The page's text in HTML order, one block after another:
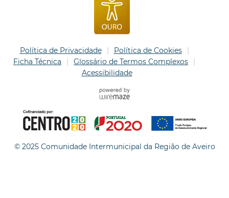
Política de Privacidade
Política de Cookies
Ficha Técnica
Glossário de Termos Complexos
Acessibilidade
© 2025 Comunidade Intermunicipal da Região de Aveiro